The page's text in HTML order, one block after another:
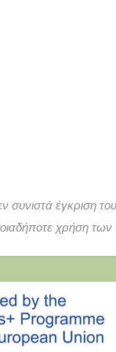
έγκριση
χρήση